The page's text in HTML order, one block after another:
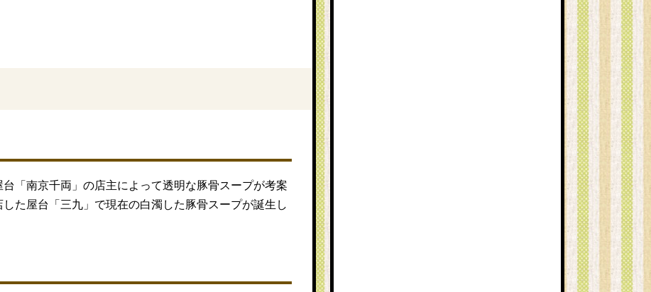
「南京千両」の店主によって透明な豚骨スープが考案
た屋台「三九」で現在の白濁した豚骨スープが誕生し